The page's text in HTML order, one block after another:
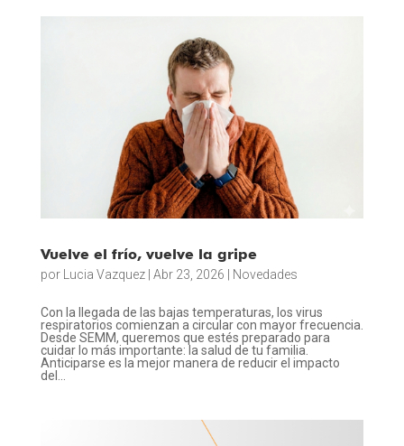
Vuelve el frío, vuelve la gripe
por Lucia Vazquez| Abr 23, 2026 Novedades
Con la llegada de las bajas temperaturas, los virus
respiratorios comienzan a circular con mayor frecuencia.
Desde SEMM, queremos que estés preparado para
cuidar lo más importante: la salud de tu familia.
Anticiparse es la mejor manera de reducir el impacto
del...